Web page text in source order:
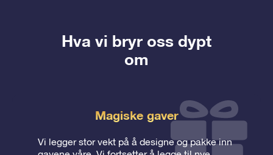
Hva vi bryr oss dypt
om
Magiske gaver
Vi legger stor vekt på å designe og pakke inn